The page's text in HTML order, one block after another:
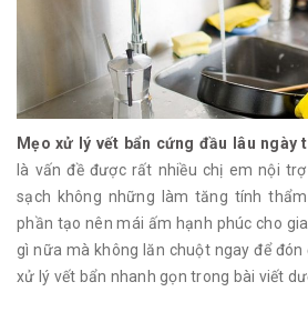
Mẹo xử lý vết bẩn cứng đầu lâu ngày
là vấn đề được rất nhiều chị em nội
sạch không những làm tăng tính
phần tạo nên mái ấm hạnh phúc cho
gì nữa mà không lăn chuột ngay để
xử lý vết bẩn nhanh gọn trong bài viết